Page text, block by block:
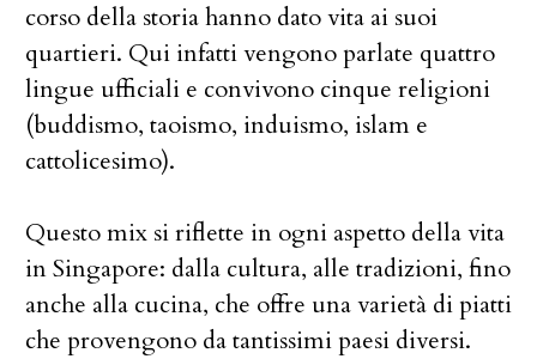
corso della storia hanno dato vita ai suoi
quartieri. Qui infatti vengono parlate quattro
lingue ufficiali e convivono cinque religioni
(buddismo, taoismo, induismo, islam e
cattolicesimo).
Questo mix si riflette in ogni aspetto della vita
in Singapore: dalla cultura, alle tradizioni, fino
anche alla cucina, che offre una varietà di piatti
che provengono da tantissimi paesi diversi.